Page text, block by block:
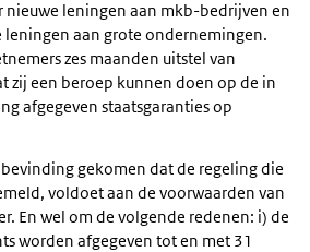
nieuwe leningen aan mkb-bedrijven en
leningen aan grote ondernemingen.
zes maanden uitstel van
zij een beroep kunnen doen op de in
afgegeven staatsgaranties op
bevinding gekomen dat de regeling die
voldoet aan de voorwaarden van
En wel om de volgende redenen: i) de
worden afgegeven tot en met 31